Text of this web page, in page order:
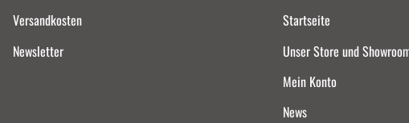
Versandkosten
Newsletter
Startseite
Unser Store und
Mein Konto
News